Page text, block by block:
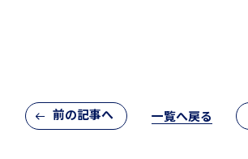
前の記事へ 一覧へ戻る